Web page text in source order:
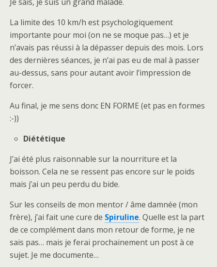
La limite des 10 km/h est psychologiquement
importante pour moi (on ne se moque pas…) et je
n’avais pas réussi à la dépasser depuis des mois. Lors
des dernières séances, je n’ai pas eu de mal à passer
au-dessus, sans pour autant avoir l’impression de
forcer.
Au final, je me sens donc EN FORME (et pas en formes
:-))
Diététique
J’ai été plus raisonnable sur la nourriture et la
boisson. Cela ne se ressent pas encore sur le poids
mais j’ai un peu perdu du bide.
Sur les conseils de mon mentor / âme damnée (mon
frère), j’ai fait une cure de Spiruline. Quelle est la part
de ce complément dans mon retour de forme, je ne
sais pas… mais je ferai prochainement un post à ce
sujet. Je me documente…